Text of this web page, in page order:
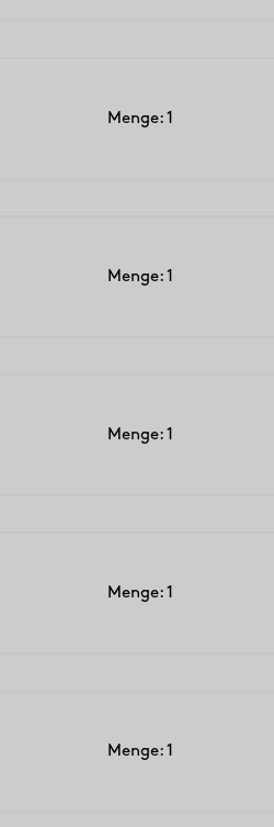
Menge: 1
Menge: 1
Menge: 1
Menge: 1
Menge: 1